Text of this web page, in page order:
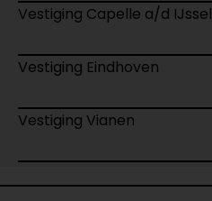
Vestiging Capelle a/d IJssel
Vestiging Eindhoven
Vestiging Vianen